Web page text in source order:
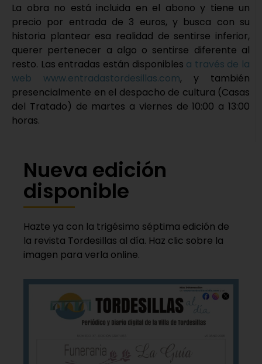
La obra no está incluida en el abono y tiene un
precio por entrada de 3 euros, y busca con su
historia plantear esa realidad de sentirse inferior,
querer pertenecer a algo o sentirse diferente al
resto. Las entradas están disponibles a través de la
web www.entradastordesillas.com, y también
presencialmente en el despacho de cultura (Casas
del Tratado) de martes a viernes de 10:00 a 13:00
horas.
Nueva edición
disponible
Hazte ya con la trigésimo séptima edición de
la revista Tordesillas al día. Haz clic sobre la
imagen para verla online.